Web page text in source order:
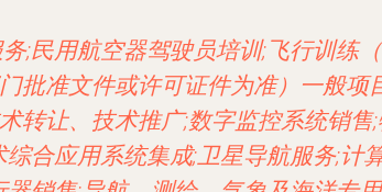
;民用航空器驾驶员培训;飞行训练
批准文件或许可证件为准）一般项
转让、技术推广;数字监控系统销
合应用系统集成;卫星导航服务;计